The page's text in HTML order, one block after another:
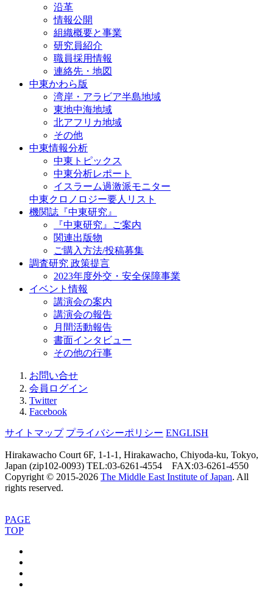
沿革
情報公開
組織概要と事業
研究員紹介
職員採用情報
連絡先・地図
中東かわら版
湾岸・アラビア半島地域
東地中海地域
北アフリカ地域
その他
中東情報分析
中東トピックス
中東分析レポート
イスラーム過激派モニター
中東クロノロジー要人リスト
機関誌『中東研究』
『中東研究』ご案内
関連出版物
ご購入方法/投稿募集
調査研究 政策提言
2023年度外交・安全保障事業
イベント情報
講演会の案内
講演会の報告
月間活動報告
書面インタビュー
その他の行事
お問い合せ
会員ログイン
Twitter
Facebook
サイトマップ プライバシーポリシー ENGLISH
Hirakawacho Court 6F, 1-1-1, Hirakawacho, Chiyoda-ku, Tokyo,
Japan (zip102-0093) TEL:03-6261-4554 FAX:03-6261-4550
Copyright © 2015-2026 The Middle East Institute of Japan. All
rights reserved.
PAGE
TOP